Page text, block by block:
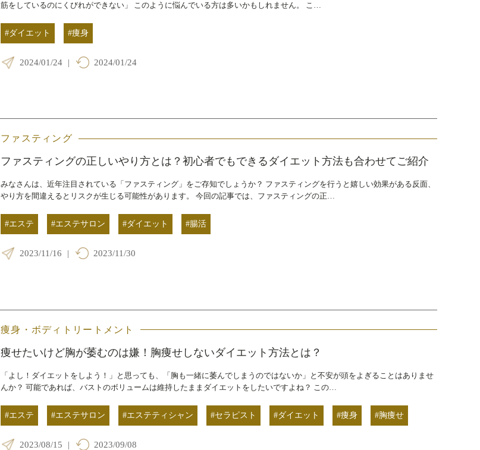
筋をしているのにくびれができない」 このように悩んでいる方は多いかもしれません。 こ…
#ダイエット #痩身
2024/01/24 | 2024/01/24
ファスティング
ファスティングの正しいやり方とは？初心者でもできるダイエット方法も合わせてご紹介
みなさんは、近年注目されている「ファスティング」をご存知でしょうか？ ファスティングを行うと嬉しい効果がある反面、
やり方を間違えるとリスクが生じる可能性があります。 今回の記事では、ファスティングの正…
#エステ #エステサロン #ダイエット #腸活
2023/11/16 | 2023/11/30
痩身・ボディトリートメント
痩せたいけど胸が萎むのは嫌！胸痩せしないダイエット方法とは？
「よし！ダイエットをしよう！」と思っても、「胸も一緒に萎んでしまうのではないか」と不安が頭をよぎることはありませ
んか？ 可能であれば、バストのボリュームは維持したままダイエットをしたいですよね？ この…
#エステ #エステサロン #エステティシャン #セラピスト #ダイエット #痩身 #胸痩せ
2023/08/15 | 2023/09/08